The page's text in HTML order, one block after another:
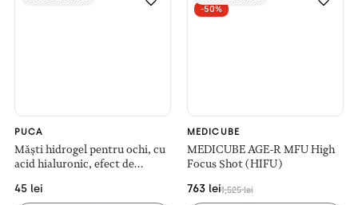
PUCA
Măști hidrogel pentru ochi, cu
acid hialuronic, efect de
45 lei
-50%
MEDICUBE
MEDICUBE AGE-R MFU High
Focus Shot (HIFU)
1,525lei
763 lei